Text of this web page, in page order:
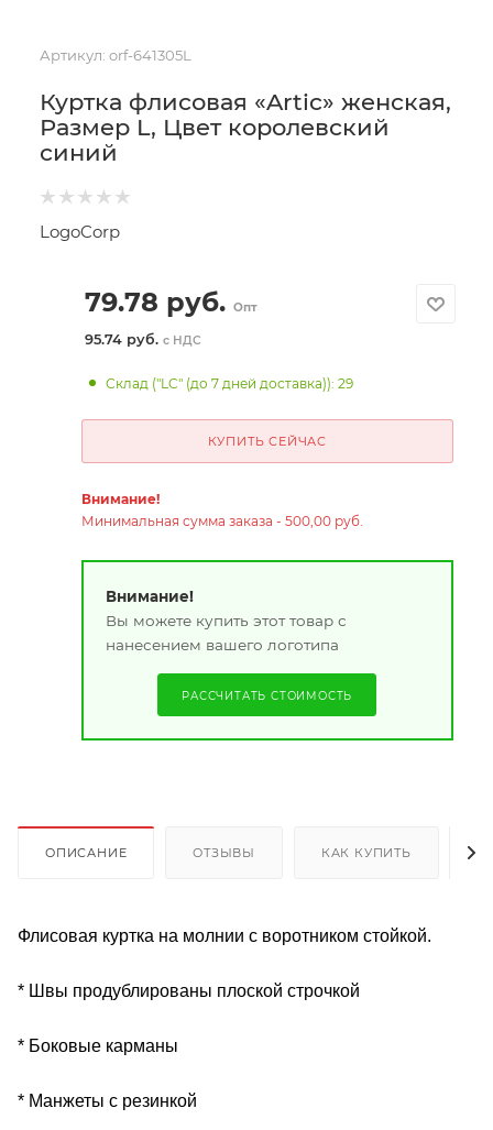
Артикул: orf-641305L
Куртка флисовая «Artic» женская,
Размер L, Цвет королевский
синий
LogoCorp
79.78 руб. Опт
95.74 руб. с НДС
Склад ("LC" (до 7 дней доставка)): 29
КУПИТЬ СЕЙЧАС
Внимание!
Минимальная сумма заказа - 500,00 руб.
Внимание!
Вы можете купить этот товар с
нанесением вашего логотипа
РАССЧИТАТЬ СТОИМОСТЬ
ОПИСАНИЕ ОТЗЫВЫ КАК КУПИТЬ
Флисовая куртка на молнии с воротником стойкой.
* Швы продублированы плоской строчкой
* Боковые карманы
* Манжеты с резинкой